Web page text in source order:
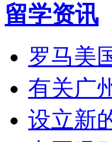
留学资讯
罗马美
有关广
设立新